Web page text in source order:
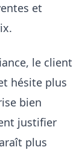
et
le client
hésite plus
bien
justifier
plus